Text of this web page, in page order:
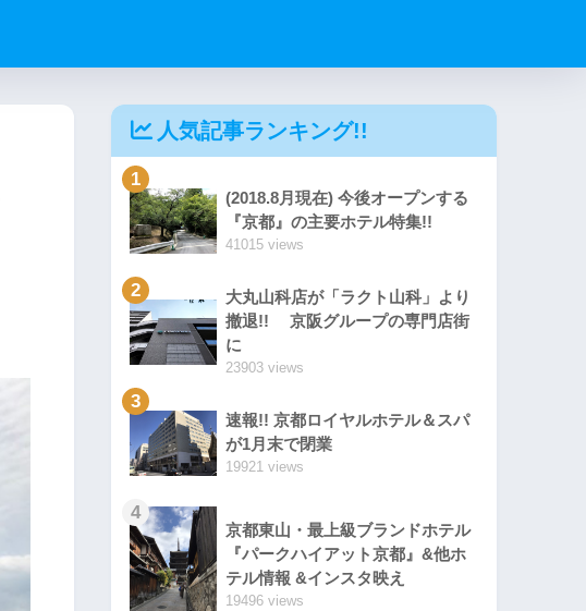
人気記事ランキング!!
1
(2018.8月現在) 今後オープンする
『京都』の主要ホテル特集!!
41015 views
2
大丸山科店が「ラクト山科」より
撤退!! 京阪グループの専門店街
に
23903 views
3
速報!! 京都ロイヤルホテル＆スパ
が1月末で閉業
19921 views
4
京都東山・最上級ブランドホテル
『パークハイアット京都』&他ホ
テル情報 &インスタ映え
19496 views